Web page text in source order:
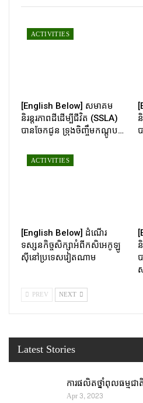
ACTIVITIES
[English Below] សមាគម
និរន្តរភាពដីដើម្បីជីវិត (SSLA)
បានចែកជូន ទ្រុងចិញ្ចឹមកណ្ដូប…
ACTIVITIES
[English Below] ដំណើរ
ទស្សនកិច្ចសិក្សាអំពីកសិអេកូឡូ
ស៊ីនៅប្រទេសវៀតណាម
PREV NEXT
Latest Stories
ការផលិតថ្នាំពុលធម្មជ
Apr 3, 2023